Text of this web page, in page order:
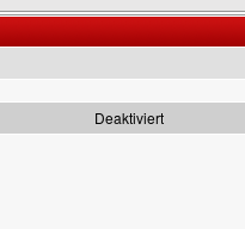
Deaktiviert